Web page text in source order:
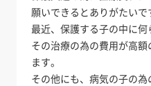
願いできるとありがたいで
最近、保護する子の中に何
その治療の為の費用が高
ます。
その他にも、病気の子の